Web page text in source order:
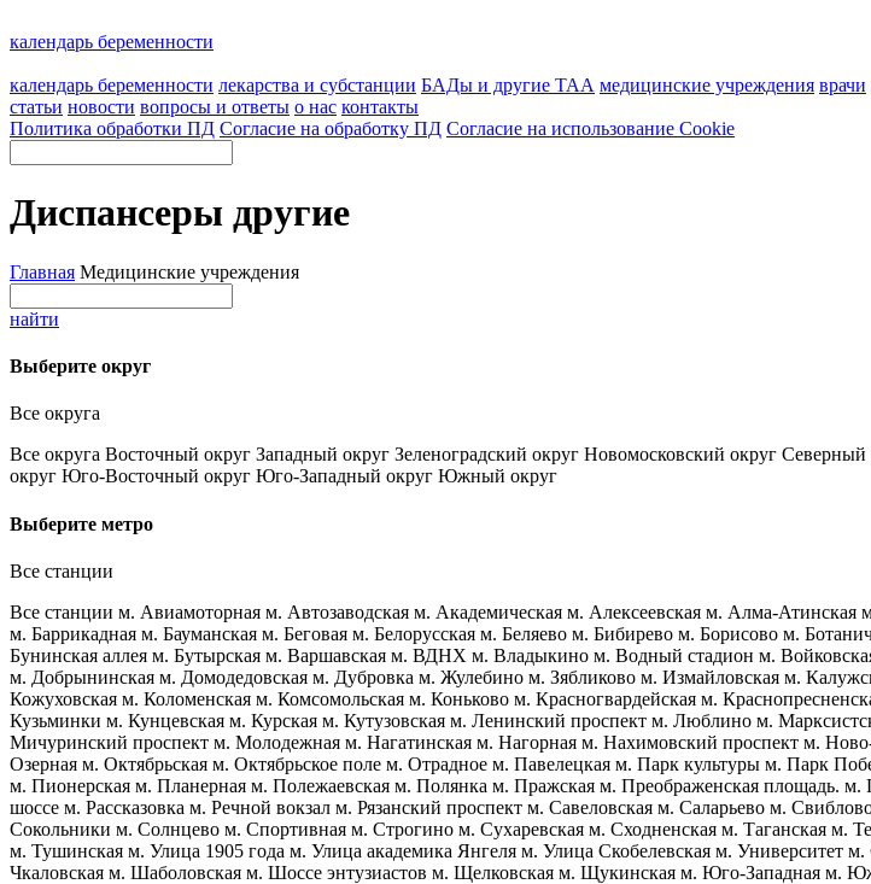
календарь беременности
календарь беременности лекарства и субстанции БАДы и другие ТАА медицинские учреждения врачи
статьи новости вопросы и ответы о нас контакты
Политика обработки ПД Согласие на обработку ПД Согласие на использование Cookie
Диспансеры другие
Главная Медицинские учреждения
найти
Выберите округ
Все округа
Все округа Восточный округ Западный округ Зеленоградский округ Новомосковский округ Северный
округ Юго-Восточный округ Юго-Западный округ Южный округ
Выберите метро
Все станции
Все станции м. Авиамоторная м. Автозаводская м. Академическая м. Алексеевская м. Алма-Атинская
м. Баррикадная м. Бауманская м. Беговая м. Белорусская м. Беляево м. Бибирево м. Борисово м.
Бунинская аллея м. Бутырская м. Варшавская м. ВДНХ м. Владыкино м. Водный стадион м.
м. Добрынинская м. Домодедовская м. Дубровка м. Жулебино м. Зябликово м. Измайловская м.
Кожуховская м. Коломенская м. Комсомольская м. Коньково м. Красногвардейская м.
Кузьминки м. Кунцевская м. Курская м. Кутузовская м. Ленинский проспект м. Люблино м.
Мичуринский проспект м. Молодежная м. Нагатинская м. Нагорная м. Нахимовский проспект м.
Озерная м. Октябрьская м. Октябрьское поле м. Отрадное м. Павелецкая м. Парк культуры м. Парк
м. Пионерская м. Планерная м. Полежаевская м. Полянка м. Пражская м. Преображенская площадь. м.
шоссе м. Рассказовка м. Речной вокзал м. Рязанский проспект м. Савеловская м. Саларьево м.
Сокольники м. Солнцево м. Спортивная м. Строгино м. Сухаревская м. Сходненская м. Таганская м.
м. Тушинская м. Улица 1905 года м. Улица академика Янгеля м. Улица Скобелевская м. Университет м.
Чкаловская м. Шаболовская м. Шоссе энтузиастов м. Щелковская м. Щукинская м. Юго-Западная м.